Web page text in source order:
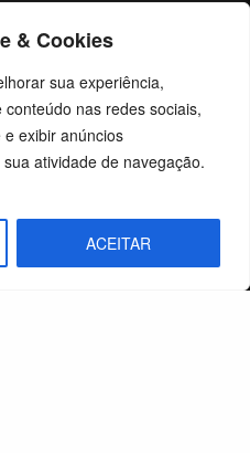
& Cookies
sua experiência,
nas redes sociais,
exibir anúncios
atividade de navegação.
ACEITAR